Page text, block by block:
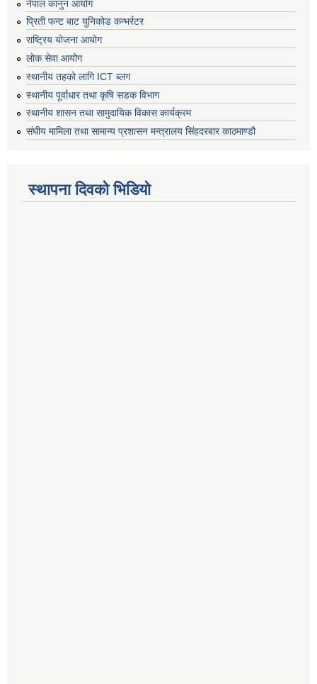
नेपाल कानुन आयोग
प्रिती फन्ट बाट युनिकोड कन्भर्रटर
राष्ट्रिय योजना आयोग
लोक सेवा आयोग
स्थानीय तहको लागि ICT ब्लग
स्थानीय पूर्वाधार तथा कृषि सडक विभाग
स्थानीय शासन तथा सामुदायिक विकास कार्यक्रम
संघीय मामिला तथा सामान्य प्रशासन मन्त्रालय सिंहदरबार काठमाण्डौ
स्थापना दिवको भिडियो